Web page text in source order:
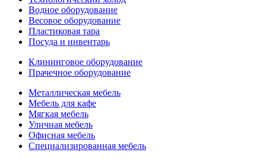
Водное оборудование
Весовое оборудование
Пластиковая тара
Посуда и инвентарь
Клининговое оборудование
Прачечное оборудование
Металлическая мебель
Мебель для кафе
Мягкая мебель
Уличная мебель
Офисная мебель
Специализированная мебель